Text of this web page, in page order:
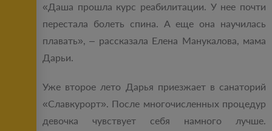
«Даша прошла курс реабилитации. У нее почти
перестала болеть спина. А еще она научилась
плавать», – рассказала Елена Манукалова, мама
Дарьи.
Уже второе лето Дарья приезжает в санаторий
«Славкурорт». После многочисленных процедур
девочка чувствует себя намного лучше.